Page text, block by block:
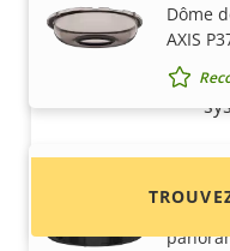
Dôme
AXIS
Trouvez des
système et des